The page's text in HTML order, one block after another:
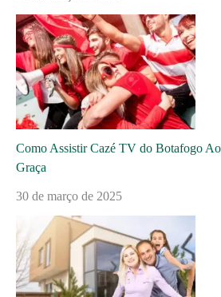
Como Assistir Cazé TV do Botafogo
Graça
30 de março de 2025